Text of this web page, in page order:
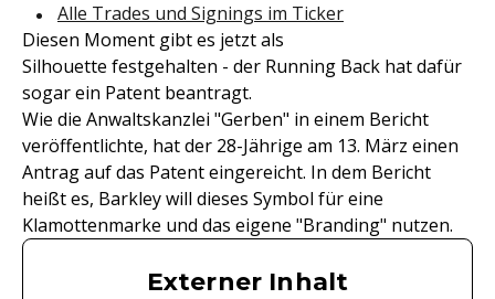
Alle Trades und Signings im Ticker
Diesen Moment gibt es jetzt als
Silhouette festgehalten - der Running Back hat dafür
sogar ein Patent beantragt.
Wie die Anwaltskanzlei "Gerben" in einem Bericht
veröffentlichte, hat der 28-Jährige am 13. März einen
Antrag auf das Patent eingereicht. In dem Bericht
heißt es, Barkley will dieses Symbol für eine
Klamottenmarke und das eigene "Branding" nutzen.
Externer Inhalt